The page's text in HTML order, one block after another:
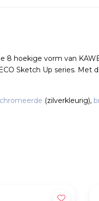
8 hoekige vorm van
Sketch Up series. Met
(zilverkleurig),